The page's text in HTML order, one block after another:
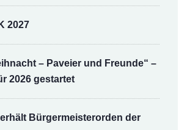
2027
– Paveier und Freunde“ –
2026 gestartet
Bürgermeisterorden der